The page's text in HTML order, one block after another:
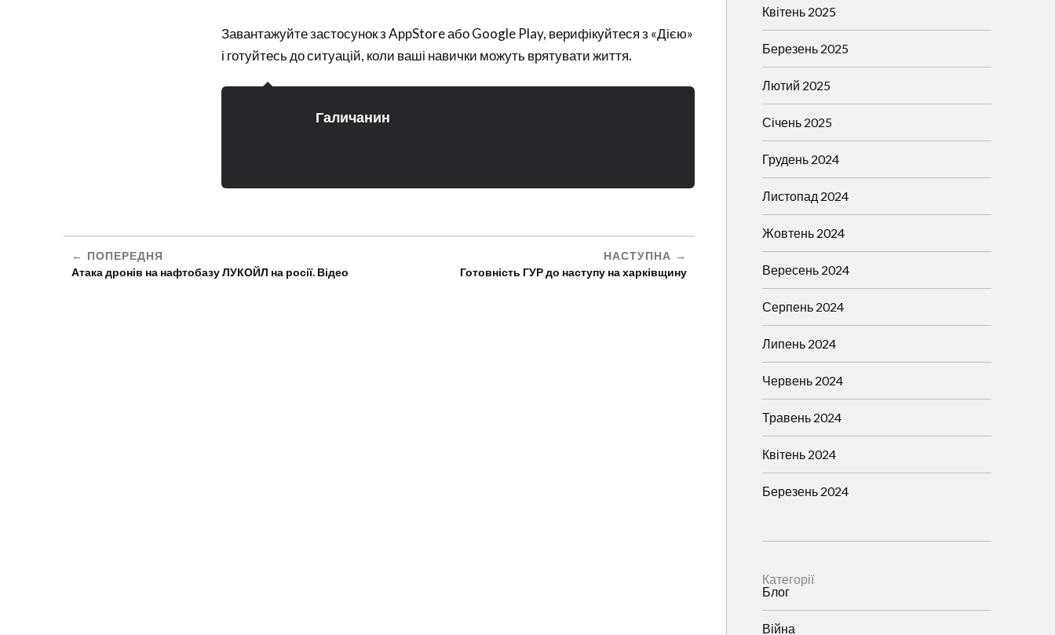
Завантажуйте застосунок з AppStore або Google Play, верифікуйтеся з «Дією»
і готуйтесь до ситуацій, коли ваші навички можуть врятувати життя.
Галичанин
ПОПЕРЕДНЯ
Атака дронів на нафтобазу ЛУКОЙЛ на росії. Відео
НАСТУПНА
Готовність ГУР до наступу на харківщину
Квітень 2025
Березень 2025
Лютий 2025
Січень 2025
Грудень 2024
Листопад 2024
Жовтень 2024
Вересень 2024
Серпень 2024
Липень 2024
Червень 2024
Травень 2024
Квітень 2024
Березень 2024
Категорії
Блог
Війна